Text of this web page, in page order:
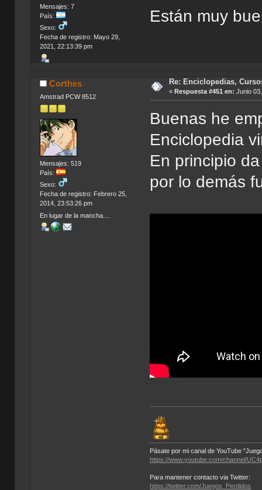
Mensajes: 7
País:
Sexo:
Fecha de registro: Mayo 29,
2021, 22:13:39 pm
Están muy
Corthes
Amstrad PCW 8512
Mensajes: 519
País:
Sexo:
Fecha de registro: Febrero 25,
2014, 23:53:26 pm
En lugar de la mancha....
Re: Enciclopedias,
« Respuesta #451 en: Junio
Buenas he
Enciclopedia
En principio
por lo demás
Pásate por mi canal de YouTube
https://www.youtube.com/channel/
Para mantener contacto via Twitter:
https://twitter.com/Juegos_Perdidos